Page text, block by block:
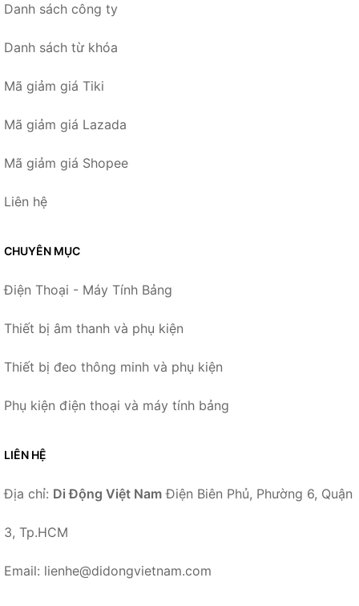
Danh sách công ty
Danh sách từ khóa
Mã giảm giá Tiki
Mã giảm giá Lazada
Mã giảm giá Shopee
Liên hệ
CHUYÊN MỤC
Điện Thoại - Máy Tính Bảng
Thiết bị âm thanh và phụ kiện
Thiết bị đeo thông minh và phụ kiện
Phụ kiện điện thoại và máy tính bảng
LIÊN HỆ
Địa chỉ: Di Động Việt Nam Điện Biên Phủ, Phường 6, Quận
3, Tp.HCM
Email: lienhe@didongvietnam.com